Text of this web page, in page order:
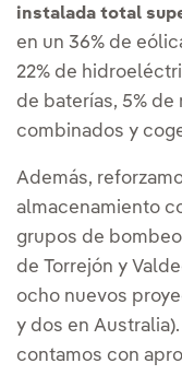
instalada total
en un 36% de
22% de
de baterías, 5% de
combinados y
Además,
almacenamiento
grupos de
de Torrejón y
ocho nuevos
y dos en
contamos con